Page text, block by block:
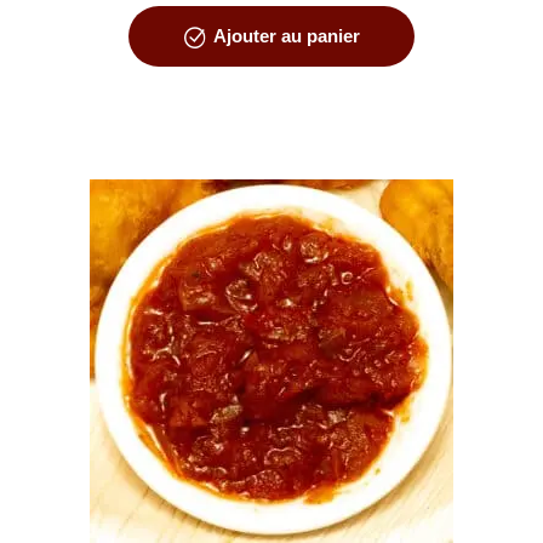
Ajouter au panier